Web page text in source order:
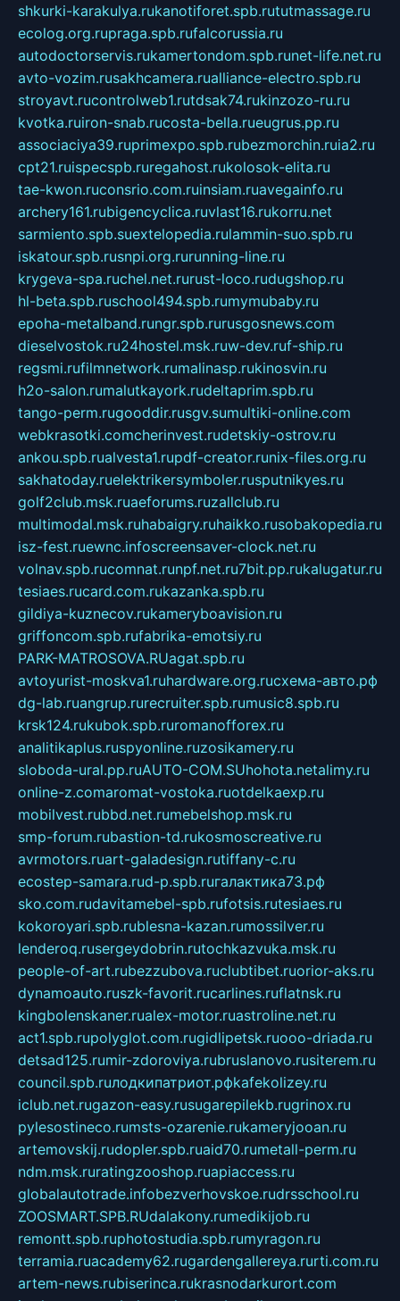
shkurki-karakulya.rukanotiforet.spb.rututmassage.ru
ecolog.org.rupraga.spb.rufalcorussia.ru
autodoctorservis.rukamertondom.spb.runet-life.net.ru
avto-vozim.rusakhcamera.rualliance-electro.spb.ru
stroyavt.rucontrolweb1.rutdsak74.rukinzozo-ru.ru
kvotka.ruiron-snab.rucosta-bella.rueugrus.pp.ru
associaciya39.ruprimexpo.spb.rubezmorchin.ruia2.ru
cpt21.ruispecspb.ruregahost.rukolosok-elita.ru
tae-kwon.ruconsrio.com.ruinsiam.ruavegainfo.ru
archery161.rubigencyclica.ruvlast16.rukorru.net
sarmiento.spb.suextelopedia.rulammin-suo.spb.ru
iskatour.spb.rusnpi.org.rurunning-line.ru
krygeva-spa.ruchel.net.rurust-loco.rudugshop.ru
hl-beta.spb.ruschool494.spb.rumymubaby.ru
epoha-metalband.rungr.spb.rurusgosnews.com
dieselvostok.ru24hostel.msk.ruw-dev.ruf-ship.ru
regsmi.rufilmnetwork.rumalinasp.rukinosvin.ru
h2o-salon.rumalutkayork.rudeltaprim.spb.ru
tango-perm.rugooddir.rusgv.sumultiki-online.com
webkrasotki.comcherinvest.rudetskiy-ostrov.ru
ankou.spb.rualvesta1.rupdf-creator.runix-files.org.ru
sakhatoday.ruelektrikersymboler.rusputnikyes.ru
golf2club.msk.ruaeforums.ruzallclub.ru
multimodal.msk.ruhabaigry.ruhaikko.rusobakopedia.ru
isz-fest.ruewnc.infoscreensaver-clock.net.ru
volnav.spb.rucomnat.runpf.net.ru7bit.pp.rukalugatur.ru
tesiaes.rucard.com.rukazanka.spb.ru
gildiya-kuznecov.rukameryboavision.ru
griffoncom.spb.rufabrika-emotsiy.ru
PARK-MATROSOVA.RUagat.spb.ru
avtoyurist-moskva1.ruhardware.org.ruсхема-авто.рф
dg-lab.ruangrup.rurecruiter.spb.rumusic8.spb.ru
krsk124.rukubok.spb.ruromanofforex.ru
analitikaplus.ruspyonline.ruzosikamery.ru
sloboda-ural.pp.ruAUTO-COM.SUhohota.netalimy.ru
online-z.comaromat-vostoka.ruotdelkaexp.ru
mobilvest.rubbd.net.rumebelshop.msk.ru
smp-forum.rubastion-td.rukosmoscreative.ru
avrmotors.ruart-galadesign.rutiffany-c.ru
ecostep-samara.rud-p.spb.ruгалактика73.рф
sko.com.rudavitamebel-spb.rufotsis.rutesiaes.ru
kokoroyari.spb.rublesna-kazan.rumossilver.ru
lenderoq.rusergeydobrin.rutochkazvuka.msk.ru
people-of-art.rubezzubova.ruclubtibet.ruorior-aks.ru
dynamoauto.ruszk-favorit.rucarlines.ruflatnsk.ru
kingbolenskaner.rualex-motor.ruastroline.net.ru
act1.spb.rupolyglot.com.rugidlipetsk.ruooo-driada.ru
detsad125.rumir-zdoroviya.rubruslanovo.rusiterem.ru
council.spb.ruлодкипатриот.рфkafekolizey.ru
iclub.net.rugazon-easy.rusugarepilekb.rugrinox.ru
pylesostineco.rumsts-ozarenie.rukameryjooan.ru
artemovskij.rudopler.spb.ruaid70.rumetall-perm.ru
ndm.msk.ruratingzooshop.ruapiaccess.ru
globalautotrade.infobezverhovskoe.rudrsschool.ru
ZOOSMART.SPB.RUdalakony.rumedikijob.ru
remontt.spb.ruphotostudia.spb.rumyragon.ru
terramia.ruacademy62.rugardengallereya.rurti.com.ru
artem-news.rubiserinca.rukrasnodarkurort.com